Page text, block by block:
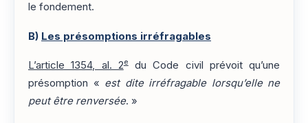
le fondement.
B) Les présomptions irréfragables
L’article 1354, al. 2edu Code civil prévoit qu’une
présomption « est dite irréfragable lorsqu’elle ne
peut être renversée. »